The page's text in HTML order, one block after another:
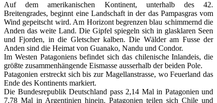
Auf dem amerikanischen Kontinent, unterhalb des 42.
Breitengrades, beginnt eine Landschaft in der das Pampasgras vom
Wind gepeitscht wird. Am Horizont begrenzen blau schimmernd die
Anden das weite Land. Die Gipfel spiegeln sich in glasklaren Seen
und Fjorden, in die Gletscher kalben. Die Wälder am Fusse der
Anden sind die Heimat von Guanako, Nandu und Condor.
Im Westen Patagoniens befindet sich das chilenische Inlandeis, die
größte zusammenhängende Eismasse ausserhalb der beiden Pole.
Patagonien erstreckt sich bis zur Magellanstrasse, wo Feuerland das
Ende des Kontinents markiert.
Die Bundesrepublik Deutschland pass 2,14 Mal in Patagonien und
7,78 Mal in Argentinien hinein. Patagonien teilen sich Chile und